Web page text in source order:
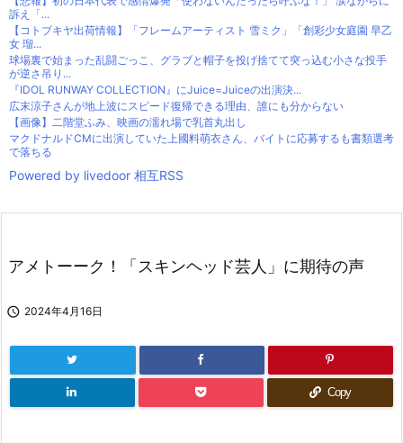
訴え「...
【コトブキヤ出荷情報】「フレームアーティスト 雪ミク」「創彩少女庭園 早乙
女 瑠...
球場裏で始まった乱闘ごっこ、グラブと帽子を投げ捨てて突っ込む小さな投手
が逆さ吊り...
『IDOL RUNWAY COLLECTION』にJuice=Juiceの出演決...
広末涼子さんが地上波にスピード復帰できる理由、誰にも分からない
【画像】二階堂ふみ、映画の濡れ場で乳首丸出し
マクドナルドCMに出演していた上國料萌衣さん、バイトに応募するも書類選考
で落ちる
Powered by livedoor 相互RSS
アメトーーク！「スキンヘッド芸人」に期待の声
 2024年4月16日
Copy